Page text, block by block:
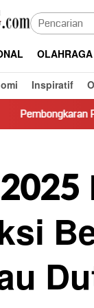
OLAHRAGA
Inspiratif
Paksa Rumah